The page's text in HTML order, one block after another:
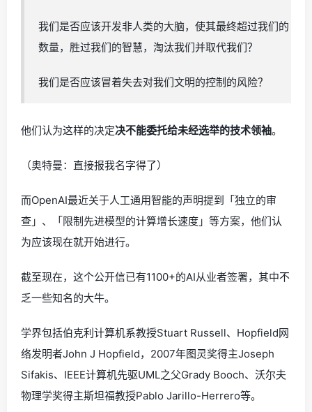
我们是否应该开发非人类的大脑，使其最终超过我们的
数量，胜过我们的智慧，淘汰我们并取代我们？
我们是否应该冒着失去对我们文明的控制的风险？
他们认为这样的决定决不能委托给未经选举的技术领袖。
（奥特曼：直接报我名字得了）
而OpenAI最近关于人工通用智能的声明提到「独立的审
查」、「限制先进模型的计算增长速度」等方案，他们认
为应该现在就开始进行。
截至现在，这个公开信已有1100+的AI从业者签署，其中不
乏一些知名的大牛。
学界包括伯克利计算机系教授Stuart Russell、Hopfield网
络发明者John J Hopfield，2007年图灵奖得主Joseph
Sifakis、IEEE计算机先驱UML之父Grady Booch、沃尔夫
物理学奖得主斯坦福教授Pablo Jarillo-Herrero等。